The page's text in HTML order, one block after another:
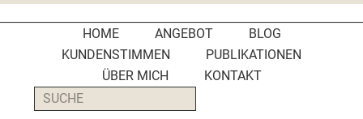
Social
Media
Manager
PR-
Agenturen
HOME ANGEBOT
BLOG
KUNDENSTIMMEN
PUBLIKATIONEN
ÜBER MICH
KONTAKT
SUCHE